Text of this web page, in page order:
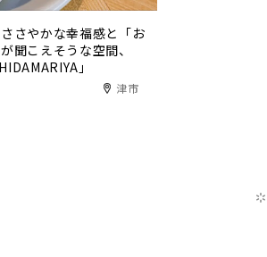
ささやかな幸福感と「お
聞こえそうな空間、
」
津市